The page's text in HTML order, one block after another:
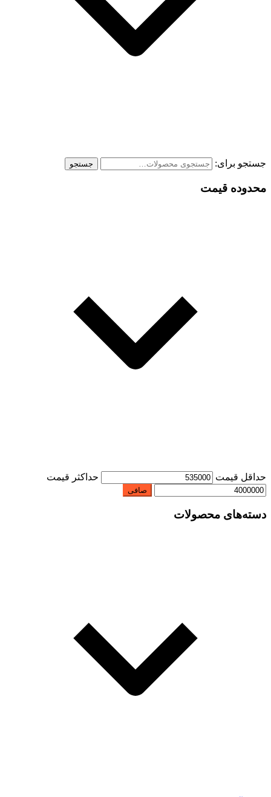
جستجو برای: جستجو
محدوده قیمت
حداقل قیمت حداكثر قيمت
صافی
دسته‌های محصولات